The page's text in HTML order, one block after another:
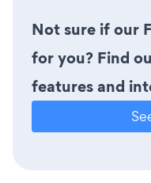
Not sure if our
for you? Find
features and